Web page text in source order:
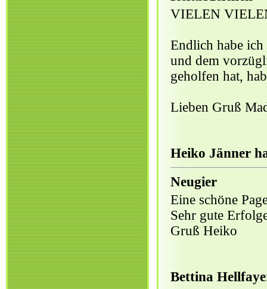
VIELEN
Endlich habe
und dem
geholfen hat,
Lieben Gruß
Heiko Jänner
Neugier
Eine schöne
Sehr gute
Gruß Heiko
Bettina